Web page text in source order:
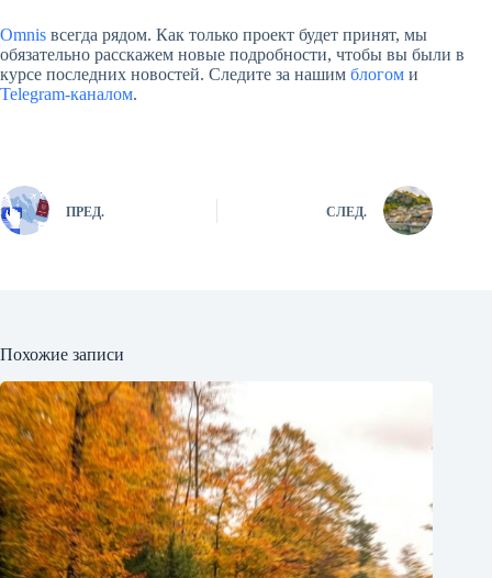
Omnis всегда рядом. Как только проект будет принят, мы
обязательно расскажем новые подробности, чтобы вы были в
курсе последних новостей. Следите за нашим блогом и
Telegram-каналом.
ПРЕД. СЛЕД.
Похожие записи